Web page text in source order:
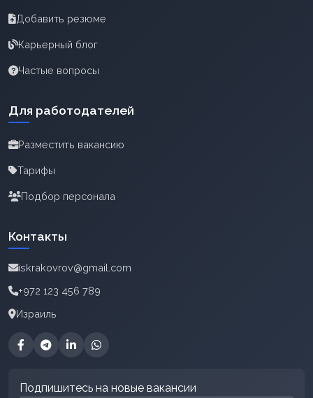
Добавить резюме
Карьерный блог
Частые вопросы
Для работодателей
Разместить вакансию
Тарифы
Подбор персонала
Контакты
iskrakovrov@gmail.com
+972 123 456 789
Израиль
Подпишитесь на новые вакансии